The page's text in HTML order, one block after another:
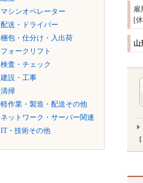
マシンオペレーター
配送・ドライバー
梱包・仕分け・入出荷
フォークリフト
検査・チェック
建設・工事
清掃
軽作業・製造・配送その他
ネットワーク・サーバー関連
IT・技術その他
雇
[
山